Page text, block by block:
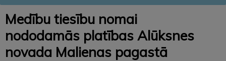
Medību tiesību nomai
nododamās platības Alūksnes
novada Malienas pagastā